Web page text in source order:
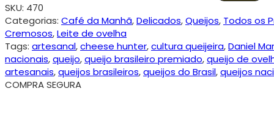
SKU: 470
Categorias: Café da Manhã,Delicados,Queijos, Todos os
Cremosos,Leite de ovelha
Tags: artesanal,cheese hunter,cultura queijeira,Daniel
nacionais,queijo,queijo brasileiro premiado,queijo de
artesanais,queijos brasileiros,queijos do Brasil,queijos
COMPRA SEGURA